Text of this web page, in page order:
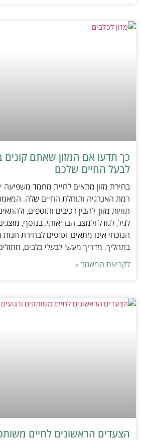
כך תדעו אם המזון שאתם
לבעל החיים שלכם
בחירת מזון מתאים לחיית מחמד משפיעה
רמת האנרגיה ותוחלת החיים שלה.
תוויות מזון, להבין רכיבים ותוספים,
לגיל, לגודל ולמצב הבריאותי. בנוסף,
הנוכחי אינו מתאים, וטיפים לבחירת
בתהליך. מדריך מעשי לבעלי כלבים,
לקריאת המאמר »
הצעדים הראשונים לחיים